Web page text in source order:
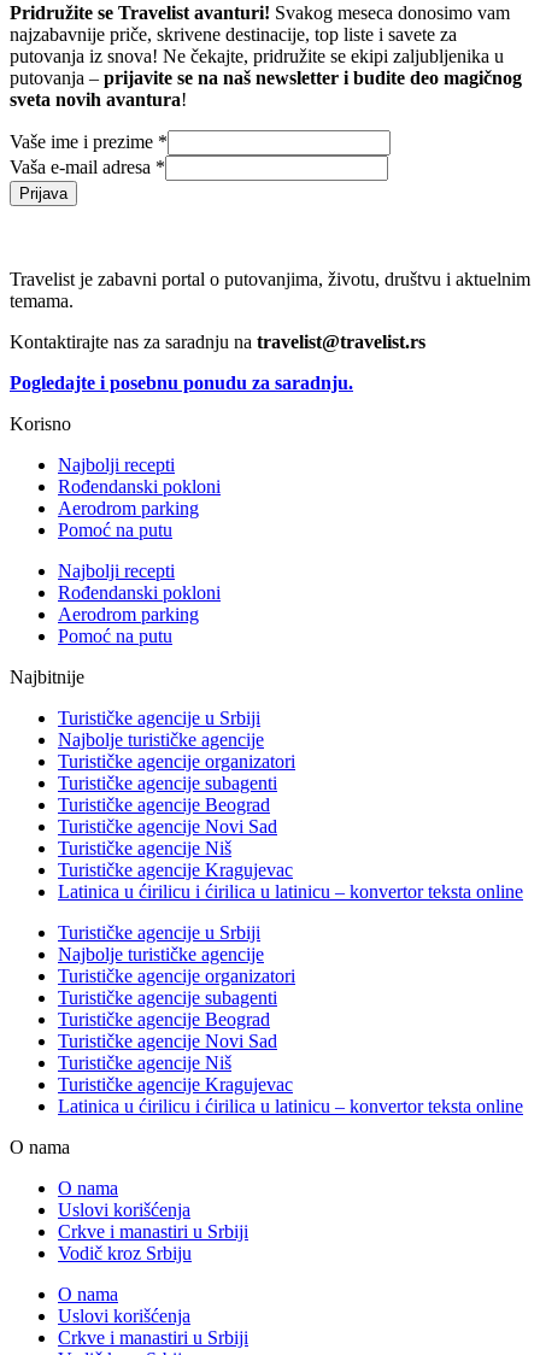
Pridružite se Travelist avanturi! Svakog meseca donosimo vam
najzabavnije priče, skrivene destinacije, top liste i savete za
putovanja iz snova! Ne čekajte, pridružite se ekipi zaljubljenika u
putovanja – prijavite se na naš newsletter i budite deo magičnog
sveta novih avantura!
Vaše ime i prezime *
Vaša e-mail adresa *
Prijava
Travelist je zabavni portal o putovanjima, životu, društvu i aktuelnim
temama.
Kontaktirajte nas za saradnju na travelist@travelist.rs
Pogledajte i posebnu ponudu za saradnju.
Korisno
Najbolji recepti
Rođendanski pokloni
Aerodrom parking
Pomoć na putu
Najbolji recepti
Rođendanski pokloni
Aerodrom parking
Pomoć na putu
Najbitnije
Turističke agencije u Srbiji
Najbolje turističke agencije
Turističke agencije organizatori
Turističke agencije subagenti
Turističke agencije Beograd
Turističke agencije Novi Sad
Turističke agencije Niš
Turističke agencije Kragujevac
Latinica u ćirilicu i ćirilica u latinicu – konvertor teksta online
Turističke agencije u Srbiji
Najbolje turističke agencije
Turističke agencije organizatori
Turističke agencije subagenti
Turističke agencije Beograd
Turističke agencije Novi Sad
Turističke agencije Niš
Turističke agencije Kragujevac
Latinica u ćirilicu i ćirilica u latinicu – konvertor teksta online
O nama
O nama
Uslovi korišćenja
Crkve i manastiri u Srbiji
Vodič kroz Srbiju
O nama
Uslovi korišćenja
Crkve i manastiri u Srbiji